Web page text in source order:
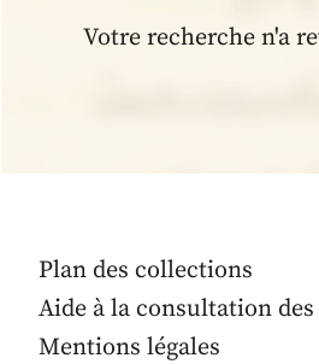
Votre recherche n'a
Plan des collections
Aide à la consultation des
Mentions légales